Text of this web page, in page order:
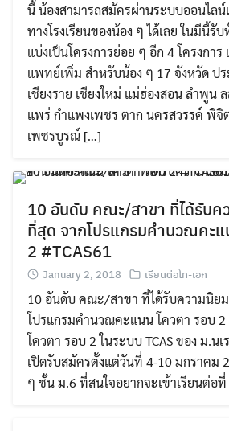
นี้ น้องสามารถสมัครผ่านระบบออนไล
ทางโรงเรียนของน้อง ๆ ได้เลย ในมีนี้รั
แบ่งเป็นโครงการย่อย ๆ อีก 4 โครงกา
แพทย์เพิ่ม สำหรับน้อง ๆ 17 จังหวัด ป
เชียงราย เชียงใหม่ แม่ฮ่องสอน ลำพูน
แพร่ กำแพงเพชร ตาก นครสวรรค์ พิ
เพชรบูรณ์ […]
10 อันดับ คณะ/สาขา ที่ได้รับค
ที่สุด จากโปรแกรมคำนวณคะแ
2 #TCAS61
January 2, 2018 เรียนต่อโท-เอก
10 อันดับ คณะ/สาขา ที่ได้รับความนิย
โปรแกรมคำนวณคะแนน โควตา รอบ 2
โควตา รอบ 2 ในระบบ TCAS ของ ม.นเ
เปิดรับสมัครตั้งแต่วันที่ 4-10 มกราคม
ๆ ชั้น ม.6 ที่สนใจอยากจะเข้าเรียนต่อที่